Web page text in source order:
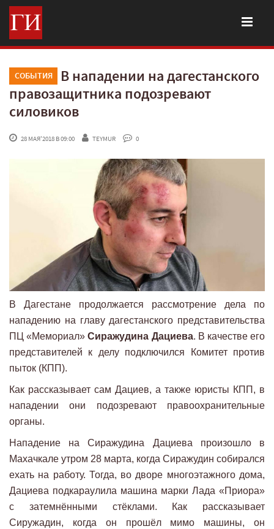
СОБЫТИЯ
В нападении на дагестанского
правозащитника подозревают
силовиков
28 МАЯ'2018 В 09:00 TEYMUR 0
В Дагестане продолжается рассмотрение дела по
нападению на главу дагестанского представительства
ПЦ «Мемориал»Сиражудина Дациева. В качестве его
представителей к делу подключился Комитет против
пыток (КПП).
Как рассказывает сам Дациев, а также юристы КПП, в
нападении они подозревают правоохранительные
органы.
Нападение на Сиражудина Дациева произошло в
Махачкале утром 28 марта, когда Сиражудин собирался
ехать на работу. Тогда, во дворе многоэтажного дома,
Дациева подкараулила машина марки Лада «Приора»
с затемнёнными стёклами. Как рассказывает
Сиружадин, когда он прошёл мимо машины, он